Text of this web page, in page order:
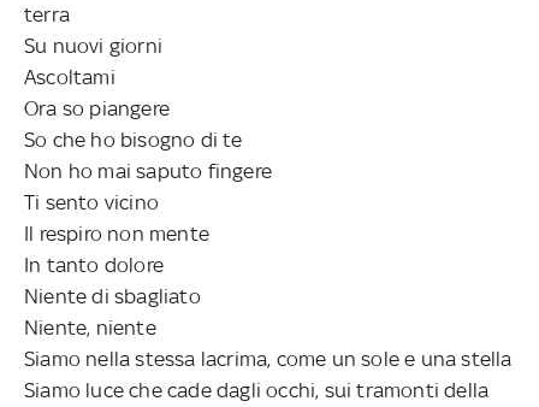
terra
Su nuovi giorni
Ascoltami
Ora so piangere
So che ho bisogno di te
Non ho mai saputo fingere
Ti sento vicino
Il respiro non mente
In tanto dolore
Niente di sbagliato
Niente, niente
Siamo nella stessa lacrima, come un sole e una stella
Siamo luce che cade dagli occhi, sui tramonti della